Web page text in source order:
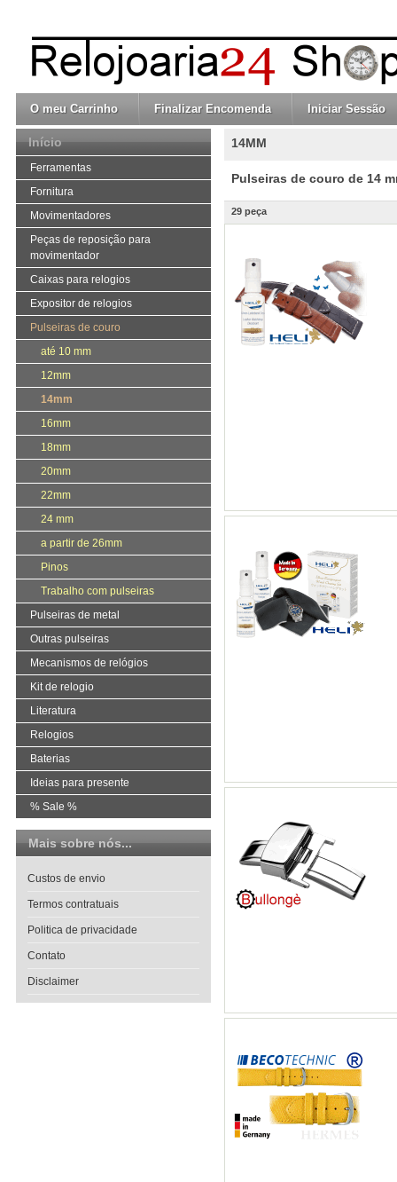
O meu Carrinho Finalizar Encomenda Iniciar Sessão
14MM
Pulseiras de couro de 14
29 peça
Início
Ferramentas
Fornitura
Movimentadores
Peças de reposição para
movimentador
Caixas para relogios
Expositor de relogios
Pulseiras de couro
até 10 mm
12mm
14mm
16mm
18mm
20mm
22mm
24 mm
a partir de 26mm
Pinos
Trabalho com pulseiras
Pulseiras de metal
Outras pulseiras
Mecanismos de relógios
Kit de relogio
Literatura
Relogios
Baterias
Ideias para presente
% Sale %
Mais sobre nós...
Custos de envio
Termos contratuais
Politica de privacidade
Contato
Disclaimer